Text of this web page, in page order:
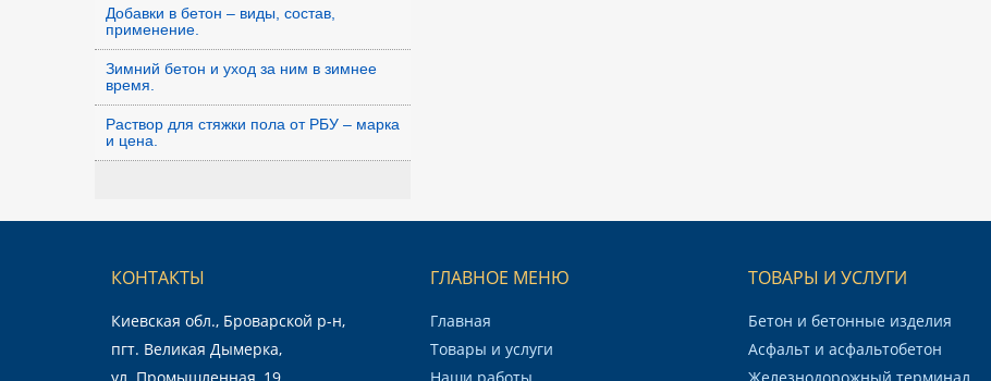
Добавки в бетон – виды, состав,
применение.
Зимний бетон и уход за ним в зимнее
время.
Раствор для стяжки пола от РБУ – марка
и цена.
КОНТАКТЫ
Киевская обл., Броварской р-н,
пгт. Великая Дымерка,
ГЛАВНОЕ МЕНЮ
Главная
Товары и услуги
ТОВАРЫ И УСЛУГИ
Бетон и бетонные изделия
Асфальт и асфальтобетон